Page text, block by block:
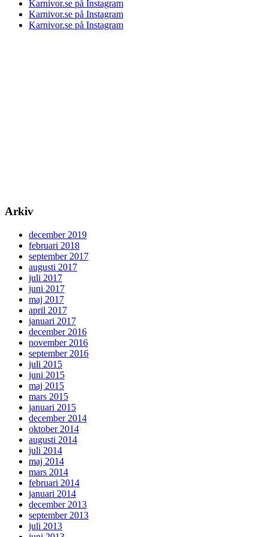
Karnivor.se på Instagram
Karnivor.se på Instagram
Karnivor.se på Instagram
Arkiv
december 2019
februari 2018
september 2017
augusti 2017
juli 2017
juni 2017
maj 2017
april 2017
januari 2017
december 2016
november 2016
september 2016
juli 2015
juni 2015
maj 2015
mars 2015
januari 2015
december 2014
oktober 2014
augusti 2014
juli 2014
maj 2014
mars 2014
februari 2014
januari 2014
december 2013
september 2013
juli 2013